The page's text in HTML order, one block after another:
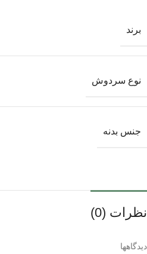
برند
نوع سردوش
جنس بدنه
نظرات (0)
دیدگاهها